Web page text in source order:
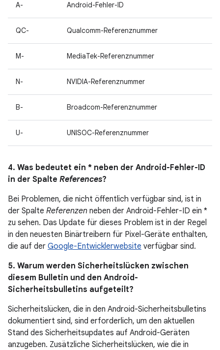
A- Android-Fehler-ID
QC- Qualcomm-Referenznummer
M- MediaTek-Referenznummer
N- NVIDIA-Referenznummer
B- Broadcom-Referenznummer
U- UNISOC-Referenznummer
4. Was bedeutet ein * neben der Android-Fehler-ID
in der Spalte References?
Bei Problemen, die nicht öffentlich verfügbar sind, ist in
der Spalte Referenzen neben der Android-Fehler-ID ein *
zu sehen. Das Update für dieses Problem ist in der Regel
in den neuesten Binärtreibern für Pixel-Geräte enthalten,
die auf der Google-Entwicklerwebsite verfügbar sind.
5. Warum werden Sicherheitslücken zwischen
diesem Bulletin und den Android-
Sicherheitsbulletins aufgeteilt?
Sicherheitslücken, die in den Android-Sicherheitsbulletins
dokumentiert sind, sind erforderlich, um den aktuellen
Stand des Sicherheitsupdates auf Android-Geräten
anzugeben. Zusätzliche Sicherheitslücken, wie die in